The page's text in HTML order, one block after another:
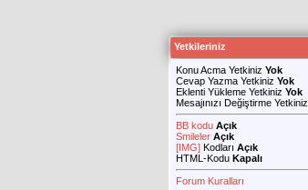
Yetkileriniz
Konu Acma Yetkiniz Yok
Cevap Yazma Yetkiniz Yok
Eklenti Yükleme Yetkiniz Yok
Mesajınızı Değiştirme Yetkiniz
BB kodu Açık
Smileler Açık
[IMG] Kodları Açık
HTML-Kodu Kapalı
Forum Kuralları